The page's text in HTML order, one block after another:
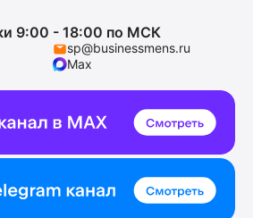
9:00 - 18:00 по МСК
sp@businessmens.ru
Max